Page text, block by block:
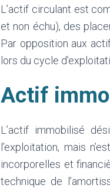
L’actif circulant est
et non échu), des
Par opposition aux
lors du cycle
Actif
L’actif immobilisé
l’exploitation, mais
incorporelles et
technique de